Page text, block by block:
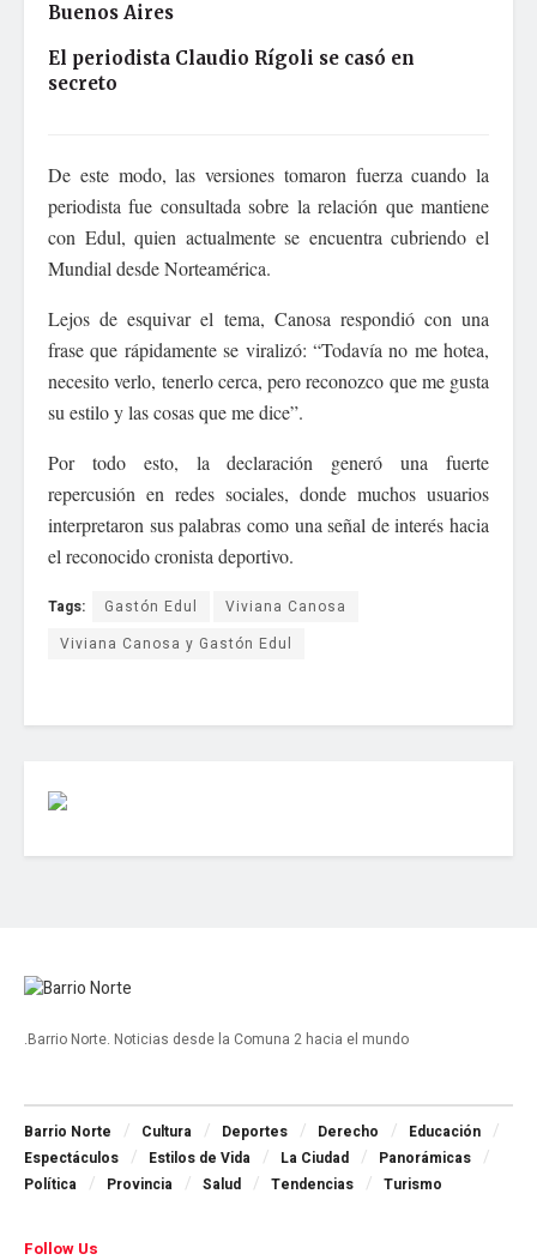
Buenos Aires
El periodista Claudio Rígoli se casó en
secreto
De este modo, las versiones tomaron fuerza cuando la
periodista fue consultada sobre la relación que mantiene
con Edul, quien actualmente se encuentra cubriendo el
Mundial desde Norteamérica.
Lejos de esquivar el tema, Canosa respondió con una
frase que rápidamente se viralizó: “Todavía no me hotea,
necesito verlo, tenerlo cerca, pero reconozco que me gusta
su estilo y las cosas que me dice”.
Por todo esto, la declaración generó una fuerte
repercusión en redes sociales, donde muchos usuarios
interpretaron sus palabras como una señal de interés hacia
el reconocido cronista deportivo.
Tags: Gastón Edul
Viviana Canosa
Viviana Canosa y Gastón Edul
.Barrio Norte. Noticias desde la Comuna 2 hacia el mundo
Barrio Norte Cultura Deportes Derecho
Educación
Espectáculos
Estilos de Vida La Ciudad
Panorámicas
Política
Provincia Salud Tendencias Turismo
Follow Us